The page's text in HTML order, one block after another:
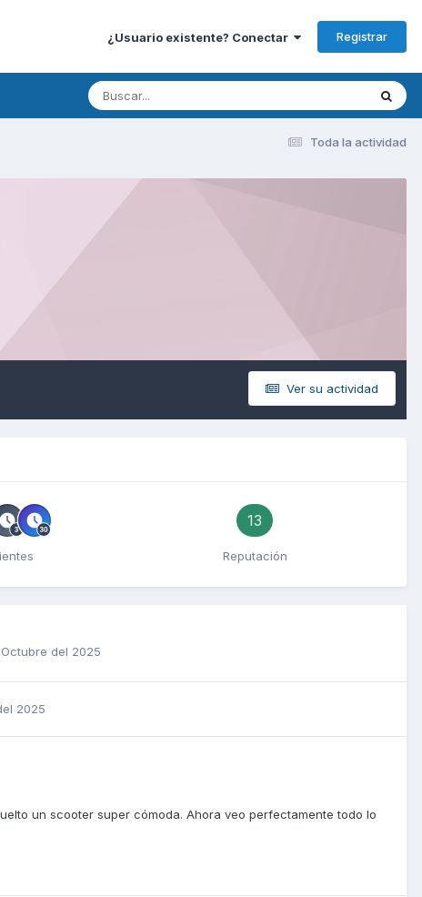
¿Usuario existente? Conectar Registrar
Toda la actividad
Ver su actividad
13
Reputación
del 2025
2025
un scooter super cómoda. Ahora veo perfectamente todo lo